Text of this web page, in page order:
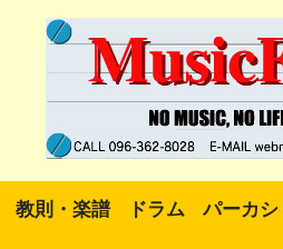
教則・楽譜 ドラム パーカシ